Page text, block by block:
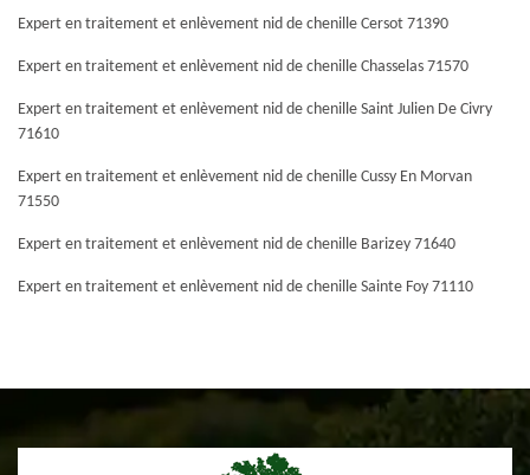
Expert en traitement et enlèvement nid de chenille Cersot 71390
Expert en traitement et enlèvement nid de chenille Chasselas 71570
Expert en traitement et enlèvement nid de chenille Saint Julien De Civry
71610
Expert en traitement et enlèvement nid de chenille Cussy En Morvan
71550
Expert en traitement et enlèvement nid de chenille Barizey 71640
Expert en traitement et enlèvement nid de chenille Sainte Foy 71110